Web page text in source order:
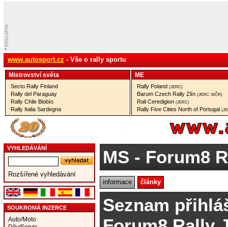
www.autosport.cz - Vše o rally sportu
Mistrovství­ světa
Secto Rally Finland
Rally del Paraguay
Rally Chile Biobío
Rally Italia Sardegna
ME
Rally Poland (JERC)
Barum Czech Rally Zlín (JERC, MČR)
Rali Ceredigion (JERC)
Rally Five Cities North of Portugal
VYHLEDÁVÁNÍ
Rozšířené vyhledávání
SOUKROMÁ INZERCE
Auto/Moto
MS - Forum8
informace články
Seznam